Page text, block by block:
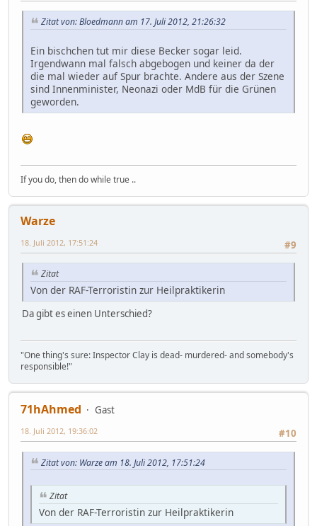
Zitat von: Bloedmann am 17. Juli 2012, 21:26:32
Ein bischchen tut mir diese Becker sogar leid.
Irgendwann mal falsch abgebogen und keiner da der
die mal wieder auf Spur brachte. Andere aus der Szene
sind Innenminister, Neonazi oder MdB für die Grünen
geworden.
If you do, then do while true ..
Warze
#9
18. Juli 2012, 17:51:24
Zitat
Von der RAF-Terroristin zur Heilpraktikerin
Da gibt es einen Unterschied?
"One thing's sure: Inspector Clay is dead- murdered- and somebody's
responsible!"
71hAhmed
Gast
#10
18. Juli 2012, 19:36:02
Zitat von: Warze am 18. Juli 2012, 17:51:24
Zitat
Von der RAF-Terroristin zur Heilpraktikerin